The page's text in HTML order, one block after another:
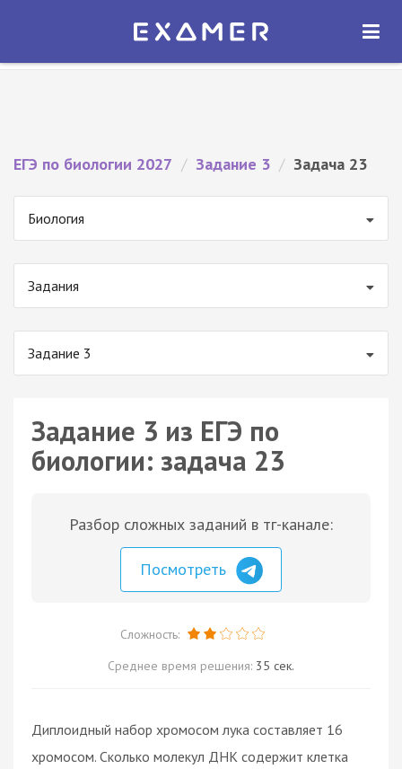
Экзамер — ЕГЭ 2027
ОТКРЫТЬ
ЕГЭ по биологии 2027 / Задание 3 / Задача 23
Биология
Задания
Задание 3
Задание 3 из ЕГЭ по
биологии: задача 23
Разбор сложных заданий в тг-канале:
Посмотреть
Сложность:
Среднее время решения: 35 сек.
Диплоидный набор хромосом лука составляет 16
хромосом. Сколько молекул ДНК содержит клетка